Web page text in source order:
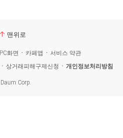
맨위로
PC화면 카페앱
서비스 약관
상거래피해구제신청 개인정보처리방침
Daum Corp.